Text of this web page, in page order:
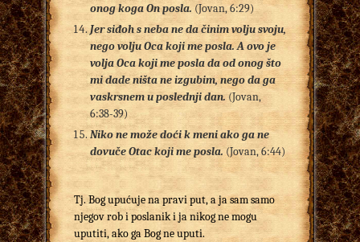
onog koga On posla. (Jovan, 6:29)
Jer siđoh s neba ne da činim volju svoju,
nego volju Oca koji me posla.A ovo je
volja Oca koji me posla da od onog što
mi dade ništa ne izgubim, nego da ga
vaskrsnem u poslednji dan. (Jovan,
6:38-39)
Niko ne može doći k meni ako ga ne
dovuče Otac koji me posla. (Jovan, 6:44)
Tj. Bog upućuje na pravi put, a ja sam samo
njegov rob i poslanik i ja nikog ne mogu
uputiti, ako ga Bog ne uputi.